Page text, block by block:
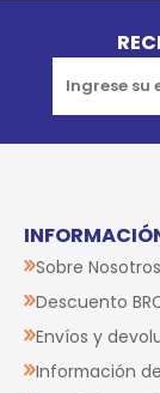
Sobre Nosotros
Descuento
Envíos y
Información